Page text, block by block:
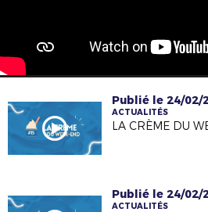
Publié le 24/02/
ACTUALITÉS
LA CRÈME DU
Publié le 24/02/
ACTUALITÉS